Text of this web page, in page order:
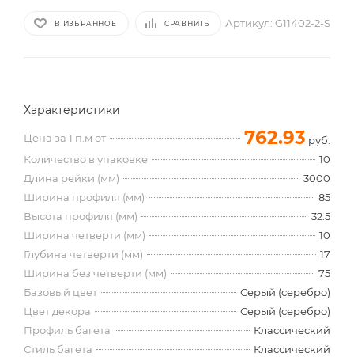
В ИЗБРАННОЕ СРАВНИТЬ Артикул: G11402-2-S
Характеристики
Цена за 1 п.м от 762.93 руб.
Количество в упаковке
10
Длина рейки (мм)
3000
Ширина профиля (мм)
85
Высота профиля (мм)
32.5
Ширина четверти (мм)
10
Глубина четверти (мм)
17
Ширина без четверти (мм)
75
Базовый цвет
Серый (серебро)
Цвет декора
Серый (серебро)
Профиль багета
Классический
Стиль багета
Классический